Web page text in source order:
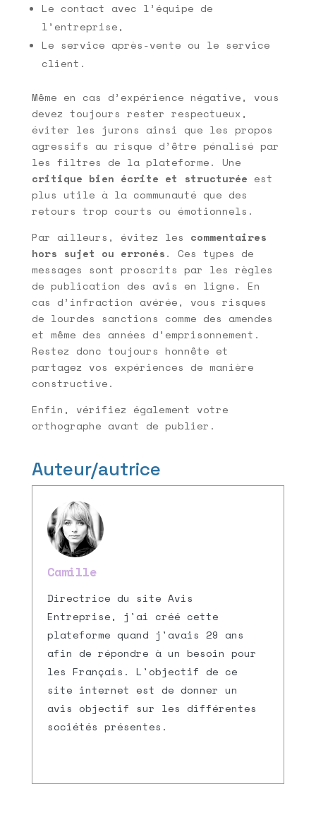
Le contact avec l’équipe de
l’entreprise,
Le service après-vente ou le service
client.
Même en cas d’expérience négative, vous
devez toujours rester respectueux,
éviter les jurons ainsi que les propos
agressifs au risque d’être pénalisé par
les filtres de la plateforme. Une
critique bien écrite et structurée est
plus utile à la communauté que des
retours trop courts ou émotionnels.
Par ailleurs, évitez les commentaires
hors sujet ou erronés. Ces types de
messages sont proscrits par les règles
de publication des avis en ligne. En
cas d’infraction avérée, vous risques
de lourdes sanctions comme des amendes
et même des années d’emprisonnement.
Restez donc toujours honnête et
partagez vos expériences de manière
constructive.
Enfin, vérifiez également votre
orthographe avant de publier.
Auteur/autrice
Camille
Directrice du site Avis
Entreprise, j'ai créé cette
plateforme quand j'avais 29 ans
afin de répondre à un besoin pour
les Français. L'objectif de ce
site internet est de donner un
avis objectif sur les différentes
sociétés présentes.